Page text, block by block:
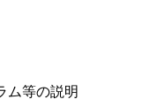
ム等の説明